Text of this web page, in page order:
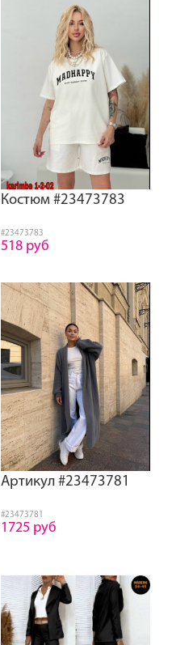
Костюм #23473783
#23473783
518 руб
Артикул #23473781
#23473781
1725 руб